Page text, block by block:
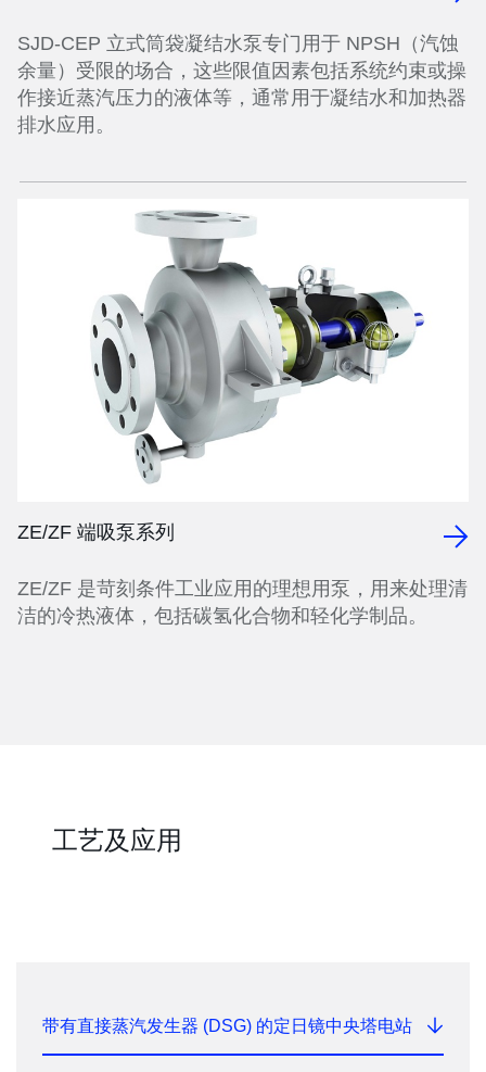
SJD-CEP 立式筒袋凝结水泵专门用于 NPSH（汽蚀
余量）受限的场合，这些限值因素包括系统约束或操
作接近蒸汽压力的液体等，通常用于凝结水和加热器
排水应用。
ZE/ZF 端吸泵系列
ZE/ZF 是苛刻条件工业应用的理想用泵，用来处理清
洁的冷热液体，包括碳氢化合物和轻化学制品。
工艺及应用
带有直接蒸汽发生器 (DSG) 的定日镜中央塔电站